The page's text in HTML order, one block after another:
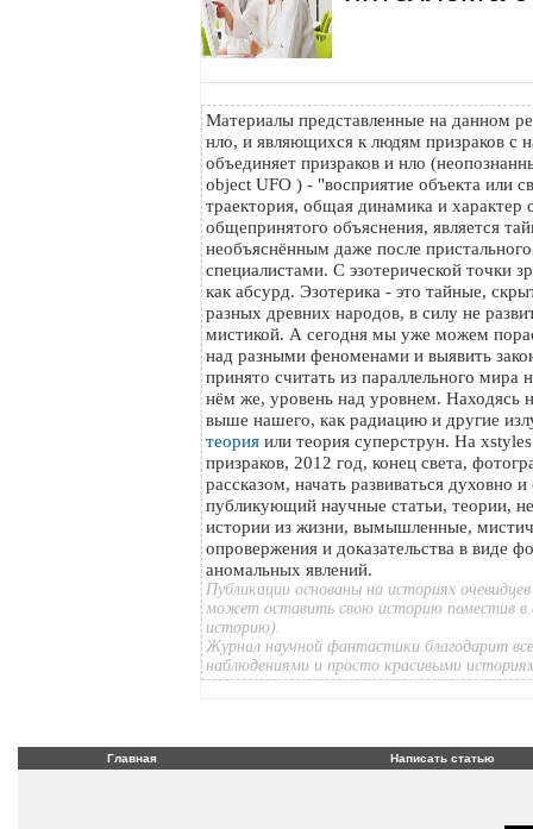
Материалы представленные на данном
нло, и являющихся к людям призраков с
объединяет призраков и нло
object UFO ) - "восприятие объекта или
траектория, общая динамика и характер
общепринятого объяснения, является
необъяснённым даже после
специалистами. С эзотерической точки
как абсурд. Эзотерика - это тайные,
разных древних народов, в силу не
мистикой. А сегодня мы уже можем
над разными феноменами и выявить
принято считать из параллельного мира
нём же, уровень над уровнем. Находясь
выше нашего, как радиацию и другие
теория или теория суперструн. На
призраков, 2012 год, конец света,
рассказом, начать развиваться духовно
публикующий научные статьи, теории,
истории из жизни, вымышленные,
опровержения и доказательства в виде
аномальных явлений.
Публикации основаны на историях
может оставить свою историю поместив в
историю).
Журнал научной фантастики благодарит
наблюдениями и просто красивыми
Главная Написать статью